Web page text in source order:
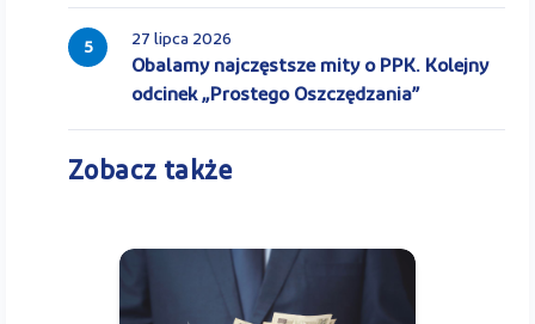
5 27 lipca 2026
Obalamy najczęstsze mity o PPK. Kolejny
odcinek „Prostego Oszczędzania”
Zobacz także